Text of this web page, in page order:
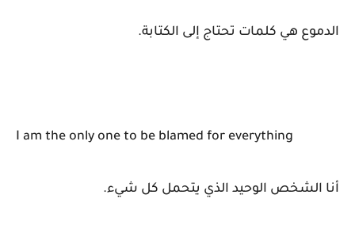
الدموع هي كلمات تحتاج إلى الكتابة.
I am the only one to be blamed for everything
أنا الشخص الوحيد الذي يتحمل كل شيء.